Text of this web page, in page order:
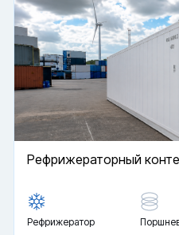
Рефрижераторный
Рефрижератор